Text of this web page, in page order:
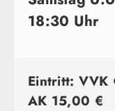
18:30 Uhr
Eintritt:
AK 15,00 €